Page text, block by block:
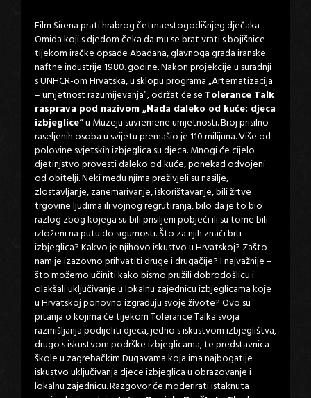
Film Sirena prati hrabrog četrnaestogodišnjeg dječaka
Omida koji s djedom čeka da mu se brat vrati s bojišnice
tijekom iračke opsade Abadana, glavnoga grada iranske
naftne industrije 1980. godine. Nakon projekcije u suradnji
s UNHCR-om Hrvatska, u sklopu programa „Artematizacija
– umjetnost razumijevanja‟, održat će se Tolerance Talk
rasprava pod nazivom „Nada daleko od kuće: djeca
izbjeglice“u Muzeju suvremene umjetnosti. Broj prisilno
raseljenih osoba u svijetu premašio je 110 milijuna. Više od
polovine svjetskih izbjeglica su djeca. Mnogi će cijelo
djetinjstvo provesti daleko od kuće, ponekad odvojeni
od obitelji. Neki među njima preživjeli su nasilje,
zlostavljanje, zanemarivanje, iskorištavanje, bili žrtve
trgovine ljudima ili vojnog regrutiranja, bilo da je to bio
razlog zbog kojega su bili prisiljeni pobjeći ili su tome bili
izloženi na putu do sigurnosti. Što za njih znači biti
izbjeglica? Kakvo je njihovo iskustvo u Hrvatskoj? Zašto
nam je izazovno prihvatiti druge i drugačije? I najvažnije –
što možemo učiniti kako bismo pružili dobrodošlicu i
olakšali uključivanje u lokalnu zajednicu izbjeglicama koje
u Hrvatskoj ponovno izgrađuju svoje živote? Ovo su
pitanja o kojima će tijekom Tolerance Talka svoja
razmišljanja podijeliti djeca, jedno s iskustvom izbjeglištva,
drugo s iskustvom podrške izbjeglicama, te predstavnica
škole u zagrebačkim Dugavama koja ima najbogatije
iskustvo uključivanja djece izbjeglica u obrazovanje i
lokalnu zajednicu. Razgovor će moderirati istaknuta